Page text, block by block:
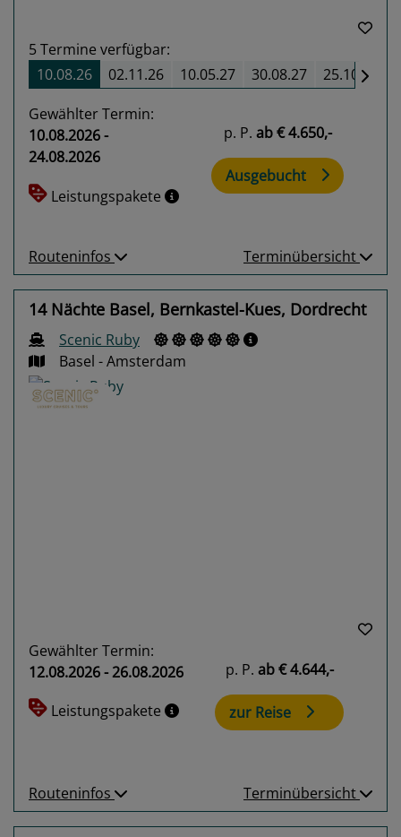
5Termine verfügbar:
10.08.26
02.11.26 10.05.27 30.08.27 25.10.27
Gewählter Termin:
10.08.2026 -
24.08.2026
Leistungspakete
p. P. ab€ 4.650,-
Ausgebucht
Routeninfos Terminübersicht
14 Nächte Basel, Bernkastel-Kues, Dordrecht
Scenic Ruby
Basel - Amsterdam
Gewählter Termin:
12.08.2026 - 26.08.2026
Leistungspakete
p. P. ab€ 4.644,-
zur Reise
Routeninfos Terminübersicht